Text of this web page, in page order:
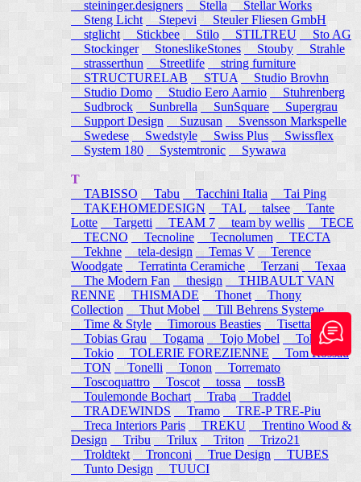
steininger.designers
Stella Stellar Works
Steng Licht
Stepevi
Steuler Fliesen GmbH
stglicht
Stickbee Stilo STILTREU
Sto AG
Stockinger
StoneslikeStones Stouby
Strahle
strasserthun
Streetlife
string furniture
STRUCTURELAB
STUA
Studio Brovhn
Studio Domo
Studio Eero Aarnio
Stuhrenberg
Sudbrock
Sunbrella SunSquare
Supergrau
Support Design
Suzusan
Svensson Markspelle
Swedese
Swedstyle Swiss Plus
Swissflex
System 180
Systemtronic Sywawa
T
TABISSO
Tabu Tacchini Italia
Tai Ping
TAKEHOMEDESIGN
TAL talsee
Tante
Lotte
Targetti TEAM 7 team by wellis
TECE
TECNO
Tecnoline Tecnolumen
TECTA
Tekhne
tela-design Temas V
Terence
Woodgate
Terratinta Ceramiche Terzani
Texaa
The Modern Fan
thesign
THIBAULT VAN
RENNE
THISMADE Thonet
Thony
Collection
Thut Mobel
Till Behrens Systeme
Time & Style
Timorous Beasties
Tisettanta
Tobias Grau
Togama Tojo Mobel
Token
Tokio
TOLERIE FOREZIENNE
Tom Rossau
TON
Tonelli Tonon
Torremato
Toscoquattro
Toscot tossa
tossB
Toulemonde Bochart
Traba
Traddel
TRADEWINDS
Tramo
TRE-P TRE-Piu
Treca Interiors Paris
TREKU
Trentino Wood &
Design
Tribu Trilux Triton
Trizo21
Troldtekt Tronconi True Design
TUBES
Tunto Design
TUUCI